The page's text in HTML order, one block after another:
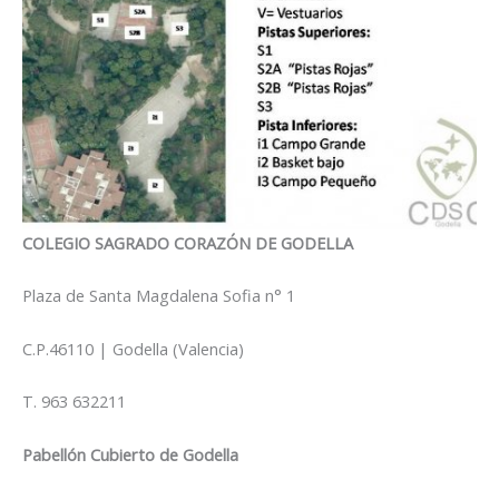
COLEGIO SAGRADO CORAZÓN DE GODELLA
Plaza de Santa Magdalena Sofia n° 1
C.P.46110 | Godella (Valencia)
T. 963 632211
Pabellón Cubierto de Godella